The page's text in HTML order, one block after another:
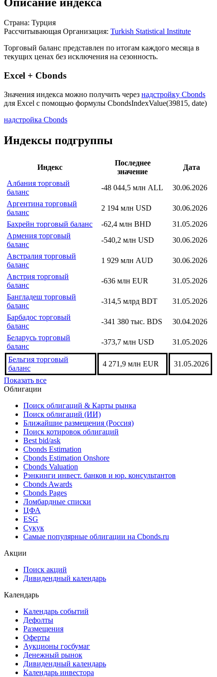
Страна: Турция
Рассчитывающая Организация: Turkish Statistical Institute
Торговый баланс представлен по итогам каждого месяца в
текущих ценах без исключения на сезонность.
Excel + Cbonds
Значения индекса можно получить через надстройку Cbonds
для Excel с помощью формулы CbondsIndexValue(39815, date)
надстройка Cbonds
Индексы подгруппы
Индекс
Последнее
значение
Дата
Албания торговый
баланс
-48 044,5 млн ALL
30.06.2026
Аргентина торговый
баланс
2 194 млн USD
30.06.2026
Бахрейн торговый баланс
-62,4 млн BHD
31.05.2026
Армения торговый
баланс
-540,2 млн USD
30.06.2026
Австралия торговый
баланс
1 929 млн AUD
30.06.2026
Австрия торговый
баланс
-636 млн EUR
31.05.2026
Бангладеш торговый
баланс
-314,5 млрд BDT
31.05.2026
Барбадос торговый
баланс
-341 380 тыс. BDS
30.04.2026
Беларусь торговый
баланс
-373,7 млн USD 31.05.2026
Бельгия торговый
баланс
4 271,9 млн EUR
31.05.2026
Показать все
Облигации
Поиск облигаций & Карты рынка
Поиск облигаций (ИИ)
Ближайшие размещения (Россия)
Поиск котировок облигаций
Best bid/ask
Cbonds Estimation
Cbonds Estimation Onshore
Cbonds Valuation
Рэнкинги инвест. банков и юр. консультантов
Cbonds Awards
Cbonds Pages
Ломбардные списки
ЦФА
ESG
Сукук
Самые популярные облигации на Cbonds.ru
Акции
Поиск акций
Дивидендный календарь
Календарь
Календарь событий
Дефолты
Размещения
Оферты
Аукционы госбумаг
Денежный рынок
Дивидендный календарь
Календарь инвестора